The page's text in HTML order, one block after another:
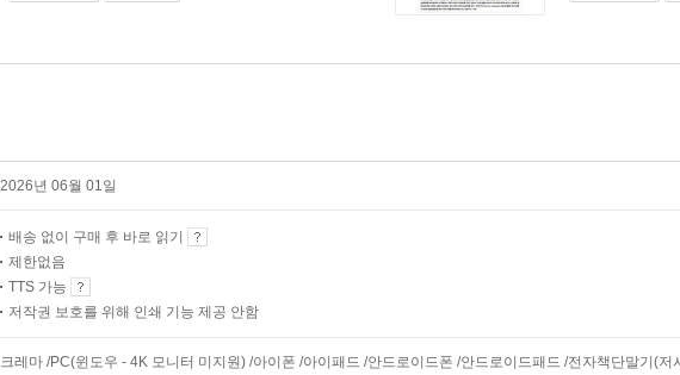
2026년 06월 01일
배송 없이 구매 후 바로 읽기
제한없음
TTS 가능
저작권 보호를 위해 인쇄 기능 제공 안함
크레마 /PC(윈도우 - 4K 모니터 미지원) /아이폰 /아이패드 /안드로이드폰 /안드로이드패드 /전자책단말기(